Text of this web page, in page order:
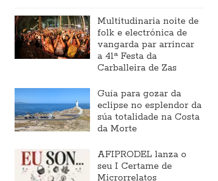
Multitudinaria noite de
folk e electrónica de
vangarda par arrincar
a 41ª Festa da
Carballeira de Zas
Guía para gozar da
eclipse no esplendor da
súa totalidade na Costa
da Morte
AFIPRODEL lanza o
seu I Certame de
Microrrelatos